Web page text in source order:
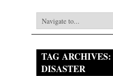
TAG ARCHIVES:
DISASTER